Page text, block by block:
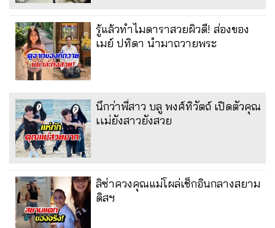
รู้แล้วทำไมดาราสวยผิวดี! ส่องของ
เมย์ ปทิดา นำมาถวายพระ
นึกว่าพี่สาว บลู พงศ์ทิวัตถ์ เปิดตัวคุณ
เเม่ยังสาวยังสวย
ลิซ่าควงคุณแม่โผล่เช็กอินกลางสยาม
ดิสฯ